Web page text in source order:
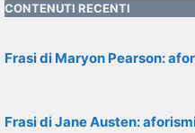
CONTENUTI RECENTI
Frasi di Maryon Pearson:
Frasi di Jane Austen: